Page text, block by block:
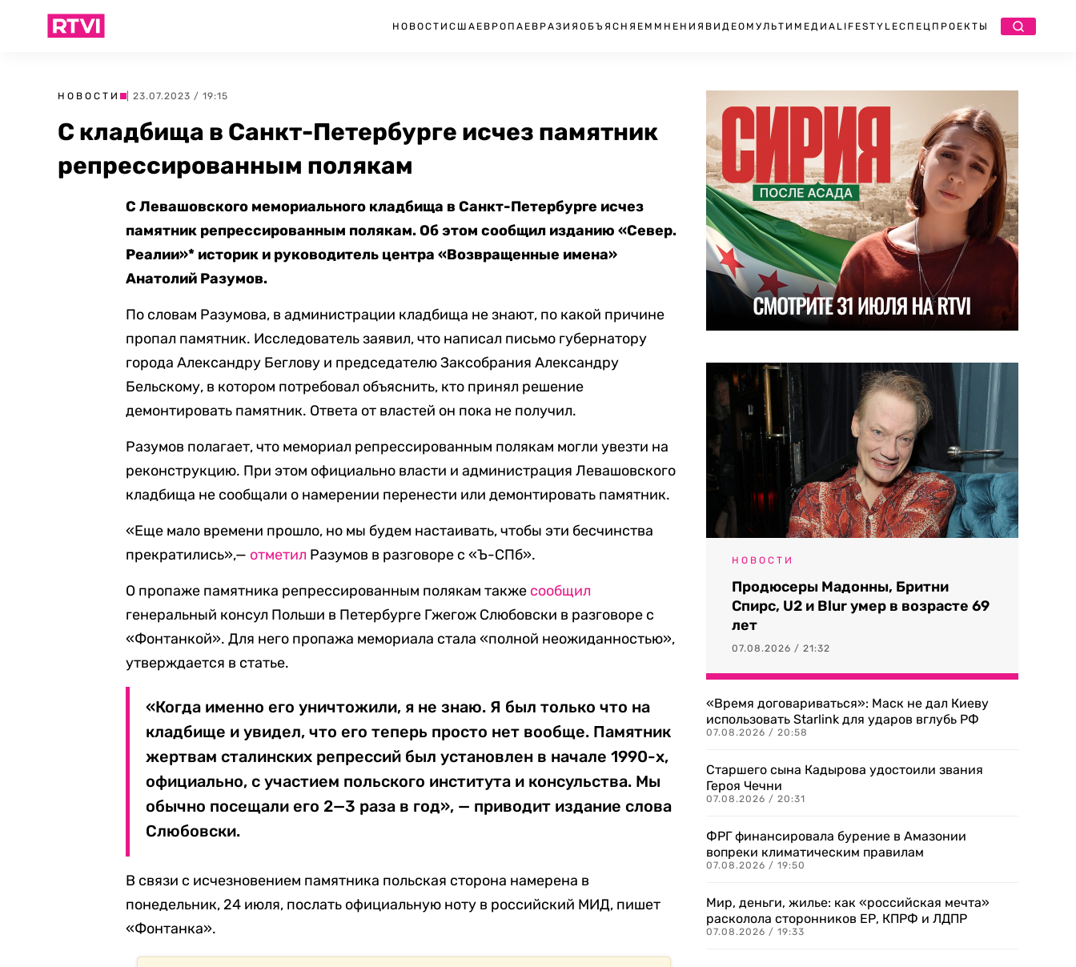
НОВОСТИ США ЕВРОПА ЕВРАЗИЯ ОБЪЯСНЯЕМ МНЕНИЯ ВИДЕО МУЛЬТИМЕДИА LIFESTYLEСПЕЦПРОЕКТЫ
НОВОСТИ | 23.07.2023 / 19:15
С кладбища в Санкт-Петербурге исчез памятник
репрессированным полякам
С Левашовского мемориального кладбища в Санкт-Петербурге исчез
памятник репрессированным полякам. Об этом сообщил изданию «Север.
Реалии»* историк и руководитель центра «Возвращенные имена»
Анатолий Разумов.
По словам Разумова, в администрации кладбища не знают, по какой причине
пропал памятник. Исследователь заявил, что написал письмо губернатору
города Александру Беглову и председателю Заксобрания Александру
Бельскому, в котором потребовал объяснить, кто принял решение
демонтировать памятник. Ответа от властей он пока не получил.
Разумов полагает, что мемориал репрессированным полякам могли увезти на
реконструкцию. При этом официально власти и администрация Левашовского
кладбища не сообщали о намерении перенести или демонтировать памятник.
«Еще мало времени прошло, но мы будем настаивать, чтобы эти бесчинства
прекратились»,— отметил Разумов в разговоре с «Ъ-СПб».
О пропаже памятника репрессированным полякам также сообщил
генеральный консул Польши в Петербурге Гжегож Слюбовски в разговоре с
«Фонтанкой». Для него пропажа мемориала стала «полной неожиданностью»,
утверждается в статье.
«Когда именно его уничтожили, я не знаю. Я был только что на
кладбище и увидел, что его теперь просто нет вообще. Памятник
жертвам сталинских репрессий был установлен в начале 1990-х,
официально, с участием польского института и консульства. Мы
обычно посещали его 2—3 раза в год», — приводит издание слова
Слюбовски.
В связи с исчезновением памятника польская сторона намерена в
понедельник, 24 июля, послать официальную ноту в российский МИД, пишет
«Фонтанка».
НОВОСТИ
Продюсеры Мадонны, Бритни
Спирс, U2 и Blur умер в возрасте 69
лет
07.08.2026 / 21:32
«Время договариваться»: Маск не дал Киеву
использовать Starlink для ударов вглубь РФ
07.08.2026 / 20:58
Старшего сына Кадырова удостоили звания
Героя Чечни
07.08.2026 / 20:31
ФРГ финансировала бурение в Амазонии
вопреки климатическим правилам
07.08.2026 / 19:50
Мир, деньги, жилье: как «российская мечта»
расколола сторонников ЕР, КПРФ и ЛДПР
07.08.2026 / 19:33